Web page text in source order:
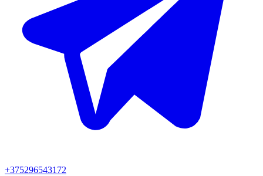
+375296543172